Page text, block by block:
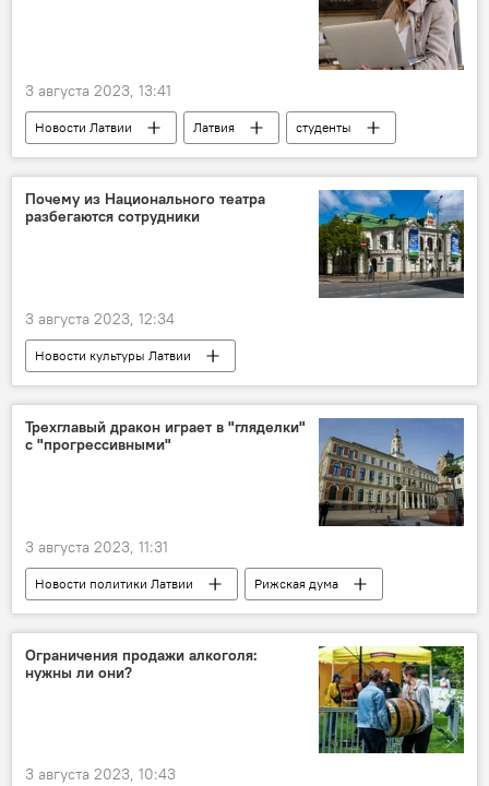
3 августа 2023, 13:41
Новости Латвии Латвия
студенты
Рижский технический универитет
Почему из Национального театра
разбегаются сотрудники
3 августа 2023, 12:34
Новости культуры Латвии
Латвийский национальный театр
Алвис Херманис
Трехглавый дракон играет в "гляделки"
с "прогрессивными"
3 августа 2023, 11:31
Новости политики Латвии
Рижская дума
Юрис Розенвалдс
Ограничения продажи алкоголя:
нужны ли они?
3 августа 2023, 10:43